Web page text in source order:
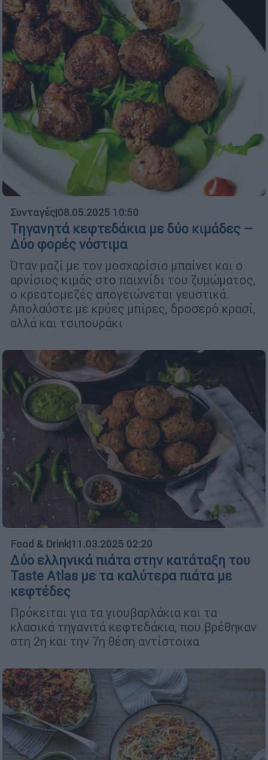
Συνταγές|08.05.2025 10:50
Τηγανητά κεφτεδάκια με δύο κιμάδες –
Δύο φορές νόστιμα
Όταν μαζί με τον μοσχαρίσιο μπαίνει και ο
αρνίσιος κιμάς στο παιχνίδι του ζυμώματος,
ο κρεατομεζές απογειώνεται γευστικά.
Απολαύστε με κρύες μπίρες, δροσερό κρασί,
αλλά και τσιπουράκι
Food & Drink|11.03.2025 02:20
Δύο ελληνικά πιάτα στην κατάταξη του
Taste Atlas με τα καλύτερα πιάτα με
κεφτέδες
Πρόκειται για τα γιουβαρλάκια και τα
κλασικά τηγανιτά κεφτεδάκια, που βρέθηκαν
στη 2η και την 7η θέση αντίστοιχα